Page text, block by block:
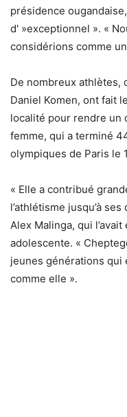
présidence
d' »exceptionnel ». «
considérions comme
De nombreux athlètes,
Daniel Komen, ont fait
localité pour rendre un
femme, qui a terminé
olympiques de Paris le
« Elle a contribué
l’athlétisme jusqu’à
Alex Malinga, qui
adolescente. «
jeunes générations qui
comme elle ».